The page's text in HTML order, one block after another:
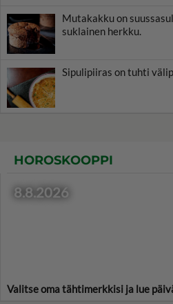
Mutakakku on
suklainen herkku.
Sipulipiiras on tuhti
HOROSKOOPPI
8.8.2026
Valitse oma tähtimerkkisi ja lue